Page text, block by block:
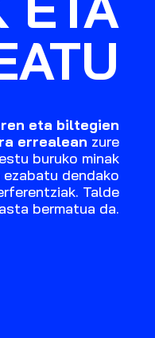
eta biltegien
errealean zure
buruko minak
dendako
Talde
bermatua da.